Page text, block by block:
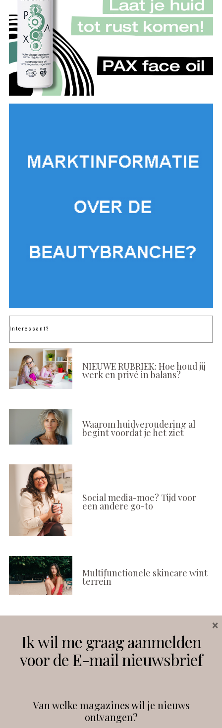
Interessant?
NIEUWE RUBRIEK: Hoe houd jij
werk en privé in balans?
Waarom huidveroudering al
begint voordat je het ziet
Social media-moe? Tijd voor
een andere go-to
Multifunctionele skincare wint
terrein
Instagram Facebook
debeautyprofessional
Ik wil me graag aanmelden
voor de E-mail nieuwsbrief
Van welke magazines wil je nieuws
ontvangen?
×